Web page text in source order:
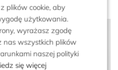
plików cookie, aby
użytkowania.
wyrażasz zgodę
wszystkich plików
naszej polityki
się więcej